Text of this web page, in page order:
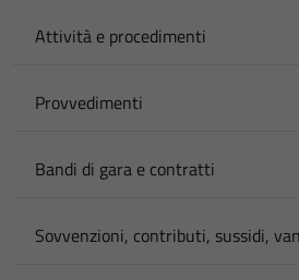
Attività e procedimenti
Provvedimenti
Bandi di gara e contratti
Sovvenzioni, contributi, sussidi,